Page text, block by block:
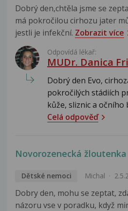
Dobrý den,chtěla jsme se
má pokročilou cirhozu jater
jestli je infekční. Zobrazit více
Odpovídá lékař:
MUDr. Danica
Dobrý den Evo,
pokročilých stádiích
kůže, sliznic a očního
Celá odpověď
Novorozenecká žloutenka
Dětské nemoci Michal
Dobry den, mohu se zeptat,
názoru vse v poradku, když